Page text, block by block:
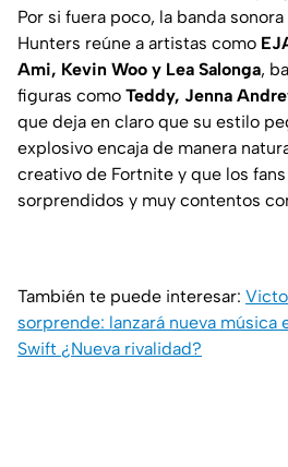
Por si fuera poco, la banda
Hunters reúne a artistas como
Ami, Kevin Woo y Lea Salonga,
figuras como Teddy, Jenna
que deja en claro que su estilo
explosivo encaja de manera
creativo de Fortnite y que los
sorprendidos y muy contentos
También te puede interesar:
sorprende: lanzará nueva música
Swift ¿Nueva rivalidad?